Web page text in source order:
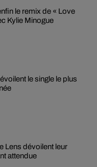
le remix de « Love
Kylie Minogue
le single le plus
Lens dévoilent leur
attendue